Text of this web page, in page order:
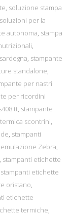
, soluzione stampa
soluzioni per la
autonoma, stampa
,
, stampante
standalone,
per nastri
per ricordini
tt, stampante
scontrini,
, stampanti
Zebra,
, stampanti etichette
stampanti etichette
oristano,
etichette
termiche,